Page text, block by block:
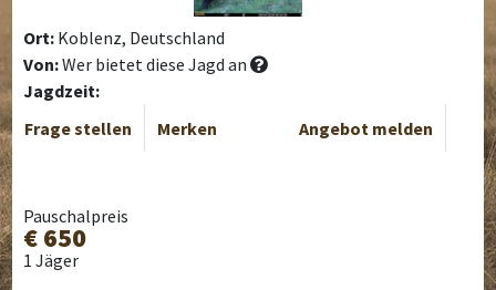
Ort: Koblenz, Deutschland
Von:Wer bietet diese Jagd an
Jagdzeit:
Frage stellen
Merken Angebot melden
Pauschalpreis
€ 650
1 Jäger